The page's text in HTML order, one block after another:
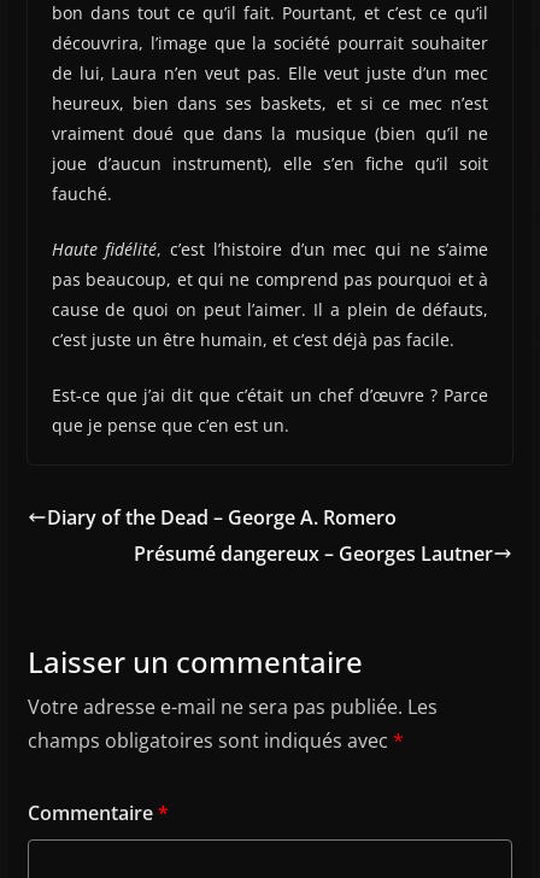
bon dans tout ce qu’il fait. Pourtant, et c’est ce qu’il
découvrira, l’image que la société pourrait souhaiter
de lui, Laura n’en veut pas. Elle veut juste d’un mec
heureux, bien dans ses baskets, et si ce mec n’est
vraiment doué que dans la musique (bien qu’il ne
joue d’aucun instrument), elle s’en fiche qu’il soit
fauché.
Haute fidélité, c’est l’histoire d’un mec qui ne s’aime
pas beaucoup, et qui ne comprend pas pourquoi et à
cause de quoi on peut l’aimer. Il a plein de défauts,
c’est juste un être humain, et c’est déjà pas facile.
Est-ce que j’ai dit que c’était un chef d’œuvre ? Parce
que je pense que c’en est un.
Diary of the Dead – George A. Romero
Présumé dangereux – Georges Lautner
Laisser un commentaire
Votre adresse e-mail ne sera pas publiée. Les
champs obligatoires sont indiqués avec *
Commentaire*